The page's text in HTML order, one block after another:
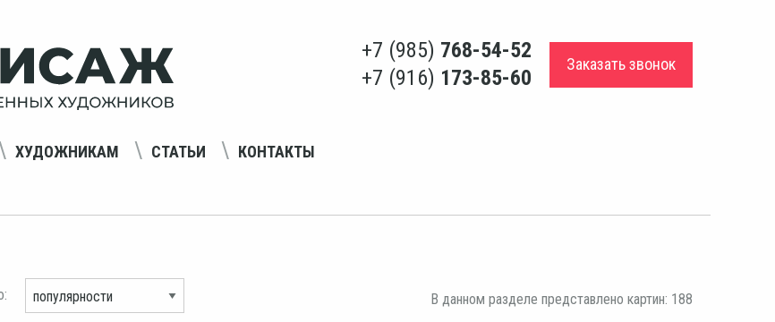
+7 (985) 768-54-52
+7 (916) 173-85-60
Заказать звонок
ХУДОЖНИКАМ СТАТЬИ КОНТАКТЫ
В данном разделе представлено картин: 188